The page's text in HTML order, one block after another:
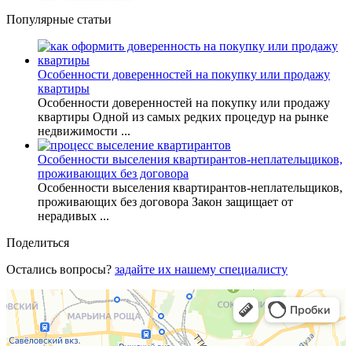
Популярные статьи
Особенности доверенностей на покупку или продажу
квартиры
Особенности доверенностей на покупку или продажу
квартиры Одной из самых редких процедур на рынке
недвижимости ...
Особенности выселения квартирантов-неплательщиков,
проживающих без договора
Особенности выселения квартирантов-неплательщиков,
проживающих без договора Закон защищает от
нерадивых ...
Поделиться
Остались вопросы? задайте их нашему специалисту